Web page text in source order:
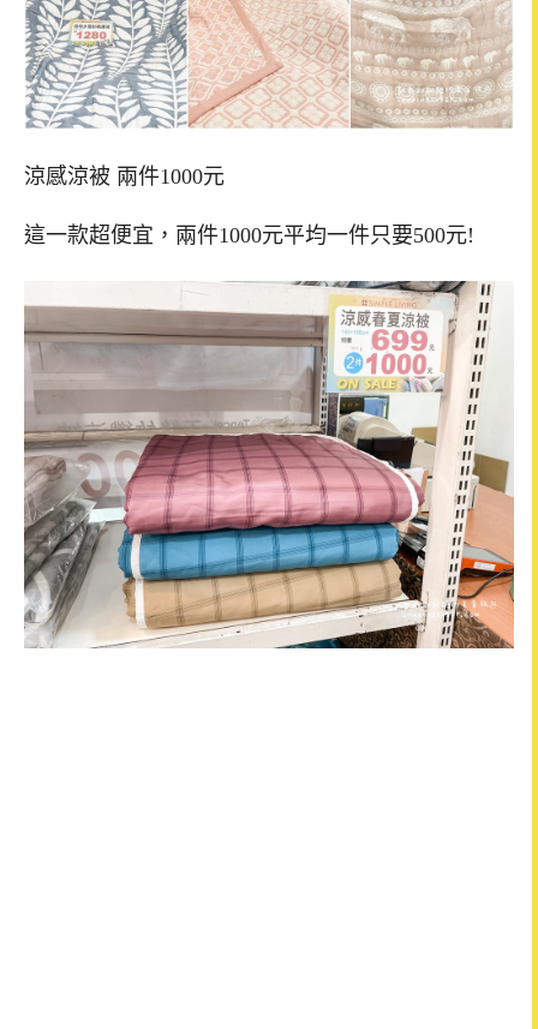
涼感涼被 兩件1000元
這一款超便宜，兩件1000元平均一件只要500元!